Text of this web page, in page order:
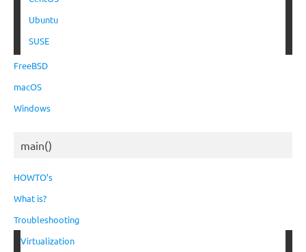
Ubuntu
SUSE
FreeBSD
macOS
Windows
main()
HOWTO’s
What is?
Troubleshooting
Virtualization